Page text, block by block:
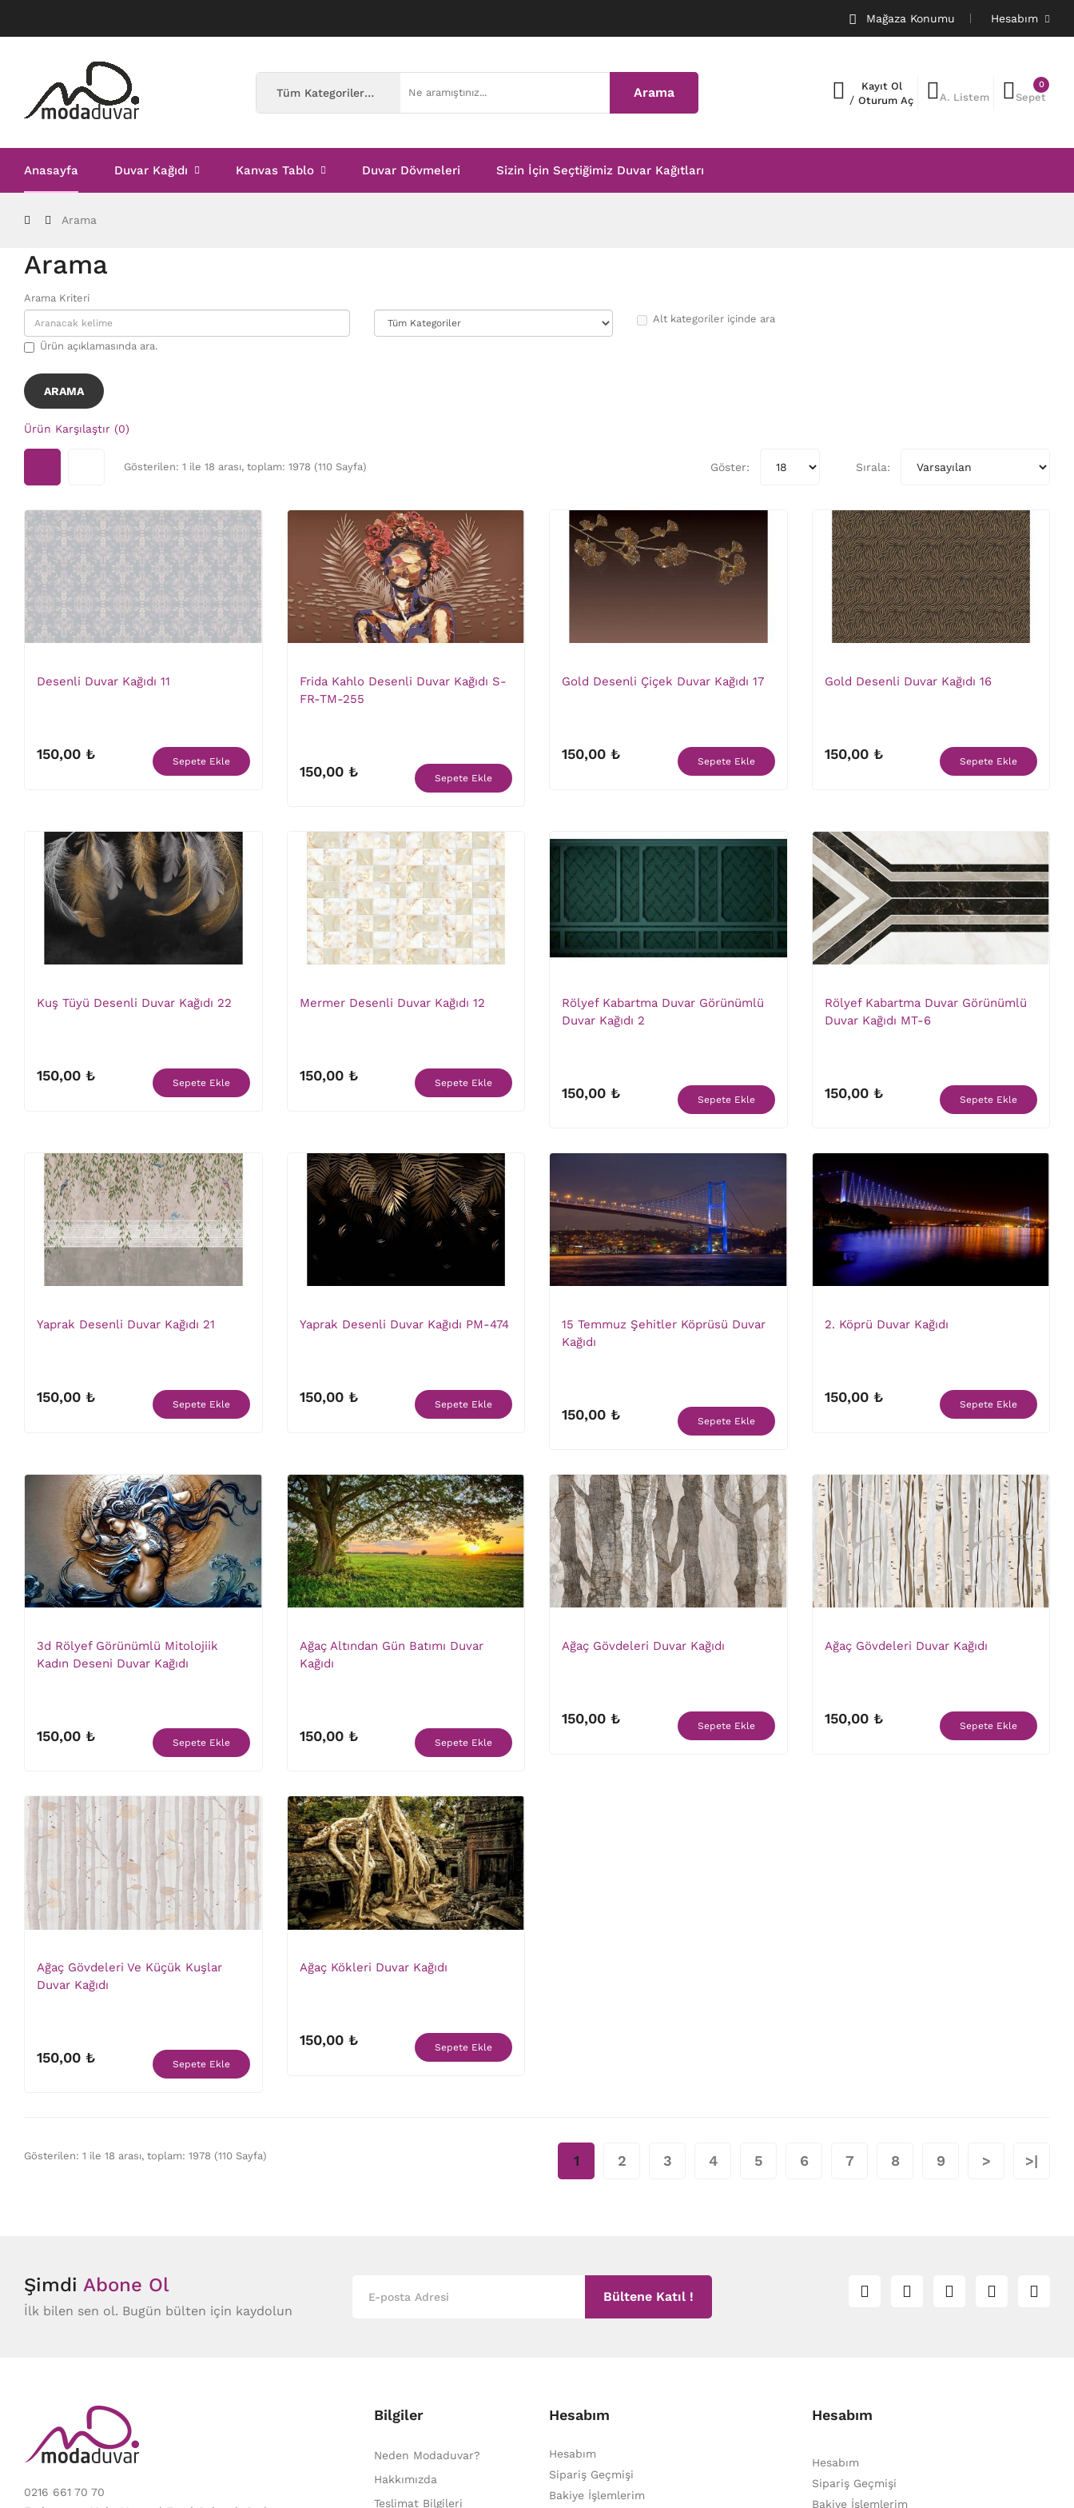
Mağaza Konumu Hesabım
Kayıt Ol
/ Oturum Aç A. Listem
0
Sepet
Tüm Kategoriler Arama
Anasayfa Duvar Kağıdı Kanvas Tablo Duvar Dövmeleri Sizin İçin Seçtiğimiz Duvar Kağıtları
Arama
Arama
Arama Kriteri
Alt kategoriler içinde ara
Ürün açıklamasında ara.
Ürün Karşılaştır (0)
Gösterilen: 1 ile 18 arası, toplam: 1978 (110 Sayfa) Sırala:
Göster:
Desenli Duvar Kağıdı 11
150,00 ₺ Sepete Ekle
Frida Kahlo Desenli Duvar Kağıdı S-
FR-TM-255
150,00 ₺ Sepete Ekle
Gold Desenli Çiçek Duvar Kağıdı 17
150,00 ₺ Sepete Ekle
Gold Desenli Duvar Kağıdı 16
150,00 ₺ Sepete Ekle
Kuş Tüyü Desenli Duvar Kağıdı 22
150,00 ₺ Sepete Ekle
Mermer Desenli Duvar Kağıdı 12
150,00 ₺ Sepete Ekle
Rölyef Kabartma Duvar Görünümlü
Duvar Kağıdı 2
150,00 ₺ Sepete Ekle
Rölyef Kabartma Duvar Görünümlü
Duvar Kağıdı MT-6
150,00 ₺ Sepete Ekle
Yaprak Desenli Duvar Kağıdı 21
150,00 ₺ Sepete Ekle
Yaprak Desenli Duvar Kağıdı PM-474
150,00 ₺ Sepete Ekle
15 Temmuz Şehitler Köprüsü Duvar
Kağıdı
150,00 ₺ Sepete Ekle
2. Köprü Duvar Kağıdı
150,00 ₺ Sepete Ekle
3d Rölyef Görünümlü Mitolojiik
Kadın Deseni Duvar Kağıdı
150,00 ₺ Sepete Ekle
Ağaç Altından Gün Batımı Duvar
Kağıdı
150,00 ₺ Sepete Ekle
Ağaç Gövdeleri Duvar Kağıdı
150,00 ₺ Sepete Ekle
Ağaç Gövdeleri Duvar Kağıdı
150,00 ₺ Sepete Ekle
Ağaç Gövdeleri Ve Küçük Kuşlar
Duvar Kağıdı
150,00 ₺ Sepete Ekle
Ağaç Kökleri Duvar Kağıdı
150,00 ₺ Sepete Ekle
1 2 3 4 5 6 7 8 9 > >|
Gösterilen: 1 ile 18 arası, toplam: 1978 (110 Sayfa)
Şimdi Abone Ol
İlk bilen sen ol. Bugün bülten için kaydolun
Bültene Katıl !
0216 661 70 70
Bilgiler
Neden Modaduvar?
Hakkımızda
Teslimat Bilgileri
Hesabım
Hesabım
Sipariş Geçmişi
Bakiye İşlemlerim
Hesabım
Hesabım
Sipariş Geçmişi
Bakiye İşlemlerim